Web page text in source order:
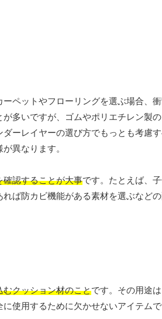
ーペットやフローリングを選ぶ場合、
多いですが、ゴムやポリエチレン製
ーレイヤーの選び方でもっとも考慮
異なります。
確認することが大事です。たとえば、
ば防カビ機能がある素材を選ぶなどの
クッション材のことです。その用途
使用するために欠かせないアイテムで